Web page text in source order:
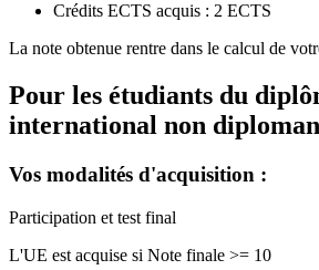
Crédits ECTS acquis : 2 ECTS
La note obtenue rentre dans le calcul de
Pour les étudiants du
international non
Vos modalités d'acquisition :
Participation et test final
L'UE est acquise si Note finale >= 10